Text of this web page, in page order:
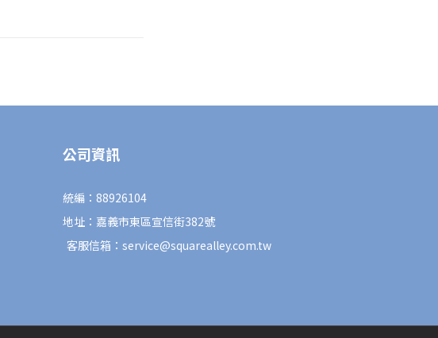
公司資訊
統編：88926104
地址：嘉義市東區宣信街382號
客服信箱：service@squarealley.com.tw